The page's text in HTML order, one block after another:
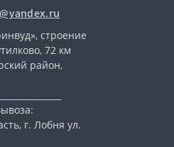
строение
72 км
район,
г. Лобня ул.